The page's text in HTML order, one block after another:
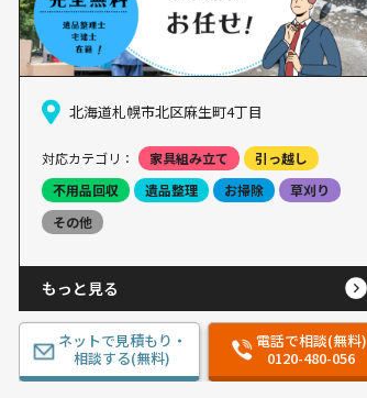
北海道札幌市北区麻生町4丁目
対応カテゴリ： 家具組み立て
引っ越し
不用品回収
遺品整理 お掃除
草刈り
その他
もっと見る
ネットで見積もり・
相談する(無料)
電話で相談(無料)
0120-480-056